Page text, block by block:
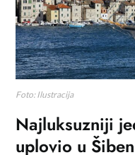
Foto: Ilustracija
Najluksuzniji
uplovio u